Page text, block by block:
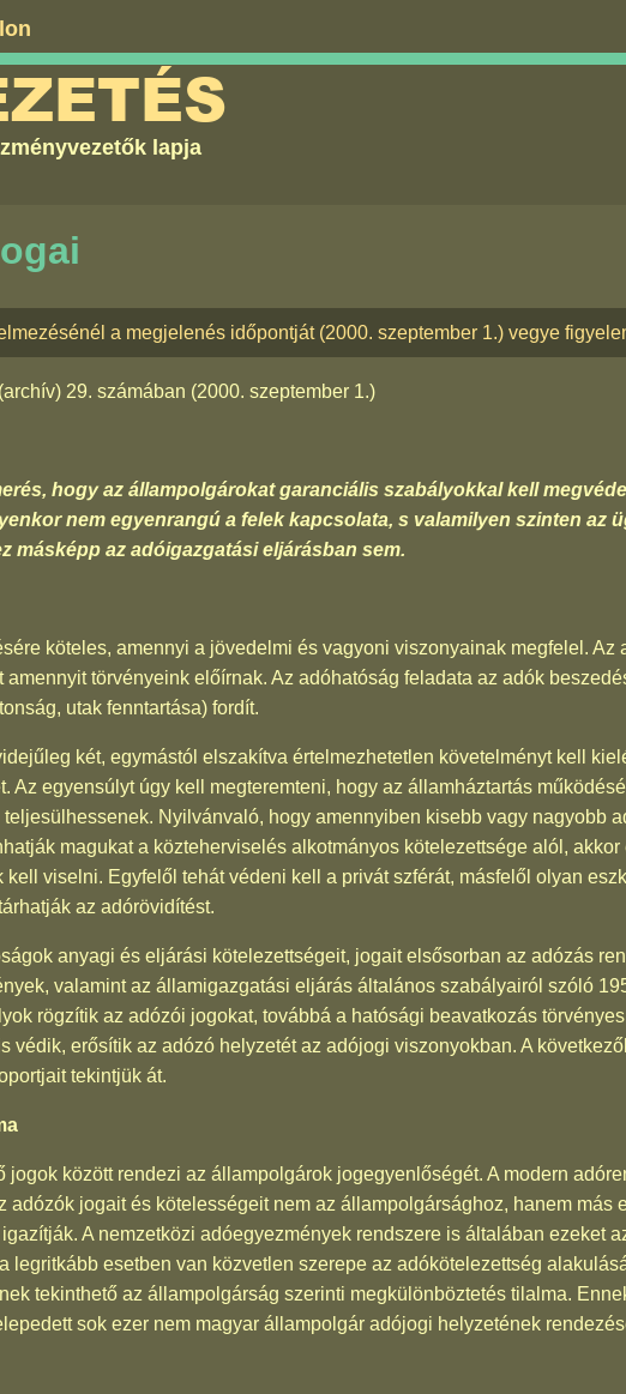
lapja
a megjelenés időpontját (2000. szeptember 1.) vegye
29. számában (2000. szeptember 1.)
hogy az állampolgárokat garanciális szabályokkal kell
nem egyenrangú a felek kapcsolata, s valamilyen szinten az
másképp az adóigazgatási eljárásban sem.
köteles, amennyi a jövedelmi és vagyoni viszonyainak megfelel. Az
amennyit törvényeink előírnak. Az adóhatóság feladata az adók
utak fenntartása) fordít.
két, egymástól elszakítva értelmezhetetlen követelményt kell
Az egyensúlyt úgy kell megteremteni, hogy az államháztartás
Nyilvánvaló, hogy amennyiben kisebb vagy nagyobb
magukat a közteherviselés alkotmányos kötelezettsége alól,
kell viselni. Egyfelől tehát védeni kell a privát szférát, másfelől olyan
az adórövidítést.
anyagi és eljárási kötelezettségeit, jogait elsősorban az adózás
valamint az államigazgatási eljárás általános szabályairól szóló
rögzítik az adózói jogokat, továbbá a hatósági beavatkozás
védik, erősítik az adózó helyzetét az adójogi viszonyokban. A
tekintjük át.
jogok között rendezi az állampolgárok jogegyenlőségét. A modern
adózók jogait és kötelességeit nem az állampolgársághoz, hanem más
A nemzetközi adóegyezmények rendszere is általában ezeket
legritkább esetben van közvetlen szerepe az adókötelezettség
tekinthető az állampolgárság szerinti megkülönböztetés tilalma.
sok ezer nem magyar állampolgár adójogi helyzetének